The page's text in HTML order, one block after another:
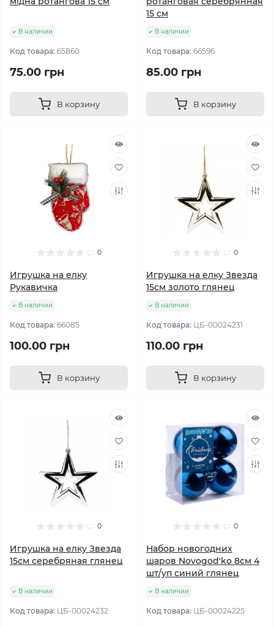
В наличии
Код товара: 65860
75.00 грн
В корзину
15 см
В наличии
Код товара: 66596
85.00 грн
В корзину
0
Игрушка на елку
Рукавичка
В наличии
Код товара: 66085
100.00 грн
В корзину
0
Игрушка на елку Звезда
15см золото глянец
В наличии
Код товара: ЦБ-00024231
110.00 грн
В корзину
0
Игрушка на елку Звезда
15см серебряная глянец
В наличии
Код товара: ЦБ-00024232
0
Набор новогодних
шаров Novogod'ko 8см 4
шт/уп синий глянец
В наличии
Код товара: ЦБ-00024225